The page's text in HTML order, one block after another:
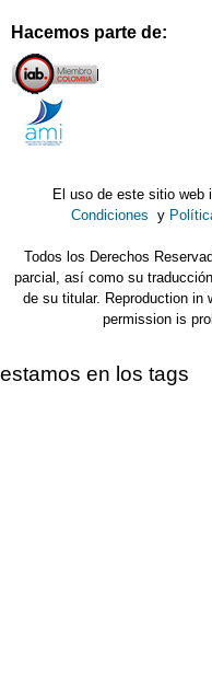
Hacemos parte de:
El uso de este sitio web
Condiciones y
Todos los Derechos
parcial, así como su
de su titular. Reproduction in
permission is
estamos en los tags